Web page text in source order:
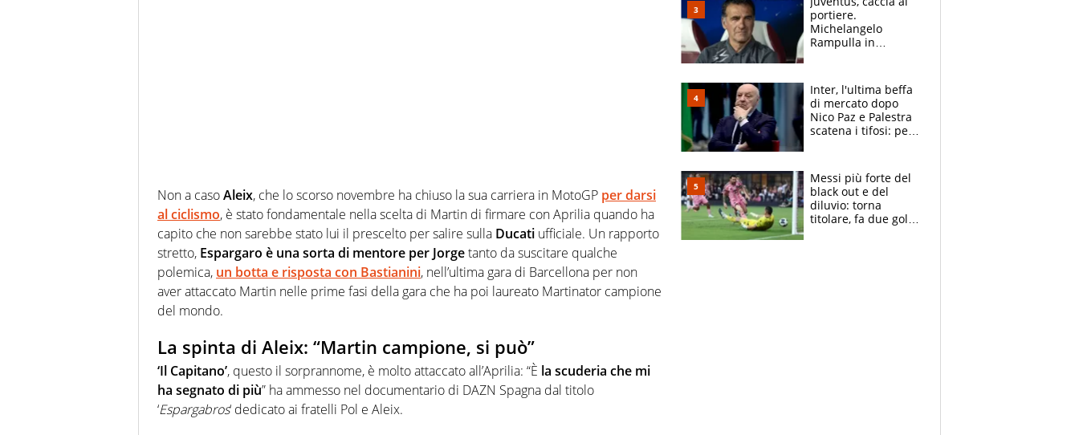
Non a casoAleix, che lo scorso novembre ha chiuso la sua carriera in MotoGP per darsi
al ciclismo, è stato fondamentale nella scelta di Martin di firmare con Aprilia quando ha
capito che non sarebbe stato lui il prescelto per salire sulla Ducati ufficiale. Un rapporto
stretto, Espargaro è una sorta di mentore per Jorgetanto da suscitare qualche
polemica, un botta e risposta con Bastianini, nell’ultima gara di Barcellona per non
aver attaccato Martin nelle prime fasi della gara che ha poi laureato Martinator campione
del mondo.
La spinta di Aleix: “Martin campione, si può”
‘Il Capitano’, questo il sorprannome, è molto attaccato all’Aprilia: “È la scuderia che mi
ha segnato di più” ha ammesso nel documentario di DAZN Spagna dal titolo
‘Espargabros‘ dedicato ai fratelli Pol e Aleix.
portiere.
Michelangelo
Rampulla in
Roba da Lega Pro.
Caprile profilo
giusto”
Inter, l'ultima beffa
di mercato dopo
Nico Paz e Palestra
scatena i tifosi: per
Messi più forte del
black out e del
diluvio: torna
titolare, fa due gol e